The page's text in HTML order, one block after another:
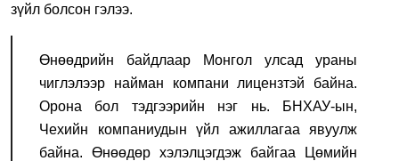
зүйл болсон гэлээ.
Өнөөдрийн байдлаар Монгол улсад ураны
чиглэлээр найман компани лицензтэй байна.
Орона бол тэдгээрийн нэг нь. БНХАУ-ын,
Чехийн компаниудын үйл ажиллагаа явуулж
байна. Өнөөдөр хэлэлцэгдэж байгаа Цөмийн